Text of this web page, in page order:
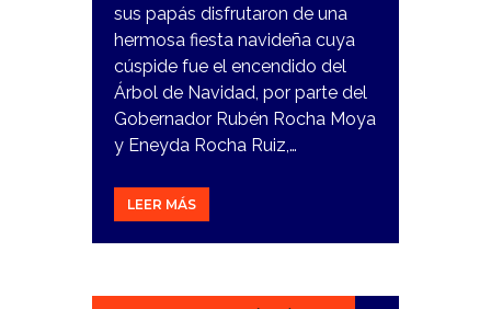
sus papás disfrutaron de una
hermosa fiesta navideña cuya
cúspide fue el encendido del
Árbol de Navidad, por parte del
Gobernador Rubén Rocha Moya
y Eneyda Rocha Ruiz,…
LEER MÁS
5